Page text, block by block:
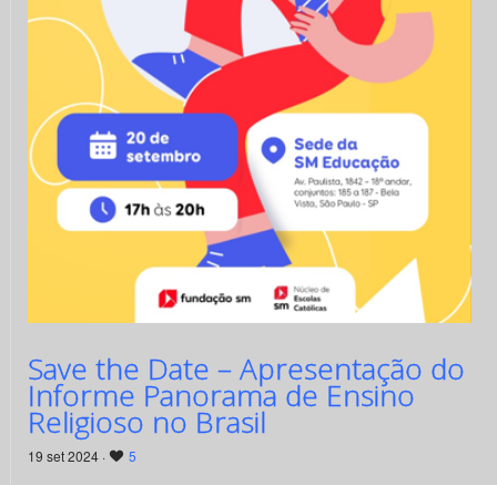
Save the Date – Apresentação do
Informe Panorama de Ensino
Religioso no Brasil
19 set 2024 · 5